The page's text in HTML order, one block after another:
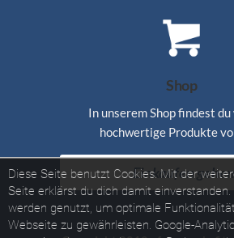
Diese Seite benutzt Cookies. Mit der
Seite erklärst du dich damit einverstanden.
werden genutzt, um optimale
Webseite zu gewährleisten. Google-
Shop
In unserem Shop findest
hochwertige Produkte
Einkaufen gehen